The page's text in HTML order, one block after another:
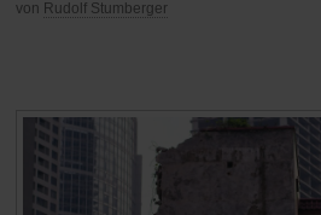
von Rudolf Stumberger